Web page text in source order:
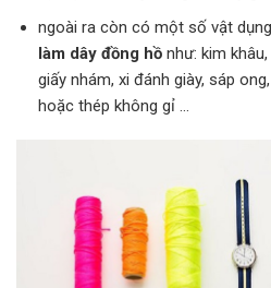
ngoài ra còn có một số vật
làm dây đồng hồ như: kim
giấy nhám, xi đánh giày, sáp
hoặc thép không gỉ …